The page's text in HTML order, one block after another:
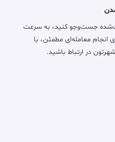
جست‌وجو کنید، به سرعت
انجام معامله‌ای مطمئن، با
در ارتباط باشید.